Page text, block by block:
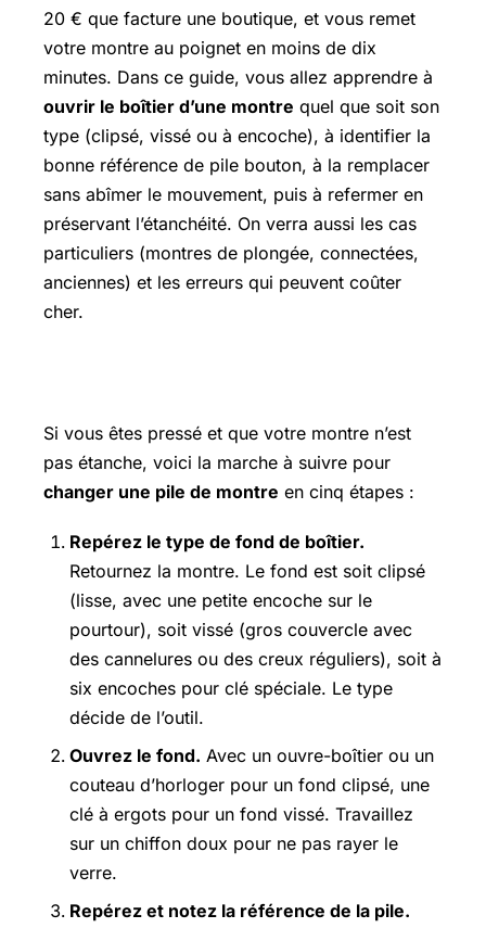
20 € que facture une boutique, et vous remet
votre montre au poignet en moins de dix
minutes. Dans ce guide, vous allez apprendre à
ouvrir le boîtier d’une montre quel que soit son
type (clipsé, vissé ou à encoche), à identifier la
bonne référence de pile bouton, à la remplacer
sans abîmer le mouvement, puis à refermer en
préservant l’étanchéité. On verra aussi les cas
particuliers (montres de plongée, connectées,
anciennes) et les erreurs qui peuvent coûter
cher.
Si vous êtes pressé et que votre montre n’est
pas étanche, voici la marche à suivre pour
changer une pile de montre en cinq étapes :
Repérez le type de fond de boîtier.
Retournez la montre. Le fond est soit clipsé
(lisse, avec une petite encoche sur le
pourtour), soit vissé (gros couvercle avec
des cannelures ou des creux réguliers), soit à
six encoches pour clé spéciale. Le type
décide de l’outil.
Ouvrez le fond. Avec un ouvre-boîtier ou un
couteau d’horloger pour un fond clipsé, une
clé à ergots pour un fond vissé. Travaillez
sur un chiffon doux pour ne pas rayer le
verre.
Repérez et notez la référence de la pile.